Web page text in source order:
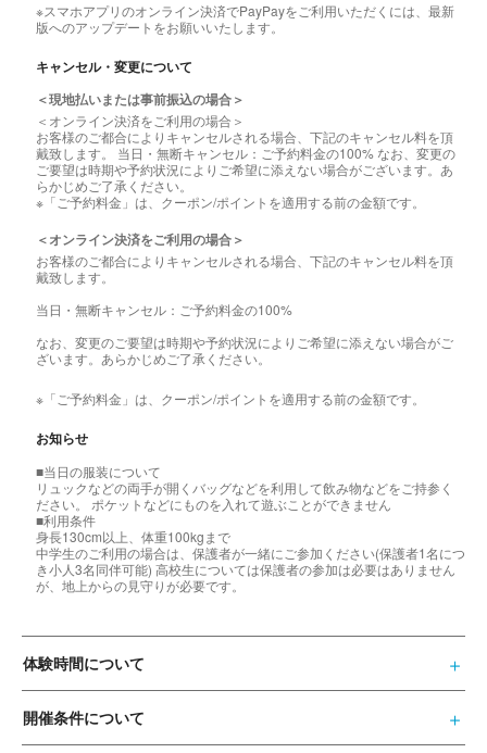
※スマホアプリのオンライン決済でPayPayをご利用いただくには、最新
版へのアップデートをお願いいたします。
キャンセル・変更について
＜現地払いまたは事前振込の場合＞
＜オンライン決済をご利用の場合＞
お客様のご都合によりキャンセルされる場合、下記のキャンセル料を頂
戴致します。 当日・無断キャンセル：ご予約料金の100% なお、変更の
ご要望は時期や予約状況によりご希望に添えない場合がございます。あ
らかじめご了承ください。
※「ご予約料金」は、クーポン/ポイントを適用する前の金額です。
＜オンライン決済をご利用の場合＞
お客様のご都合によりキャンセルされる場合、下記のキャンセル料を頂
戴致します。
当日・無断キャンセル：ご予約料金の100%
なお、変更のご要望は時期や予約状況によりご希望に添えない場合がご
ざいます。あらかじめご了承ください。
※「ご予約料金」は、クーポン/ポイントを適用する前の金額です。
お知らせ
■当日の服装について
リュックなどの両手が開くバッグなどを利用して飲み物などをご持参く
ださい。 ポケットなどにものを入れて遊ぶことができません
■利用条件
身長130cm以上、体重100kgまで
中学生のご利用の場合は、保護者が一緒にご参加ください(保護者1名につ
き小人3名同伴可能) 高校生については保護者の参加は必要はありません
が、地上からの見守りが必要です。
体験時間について
開催条件について